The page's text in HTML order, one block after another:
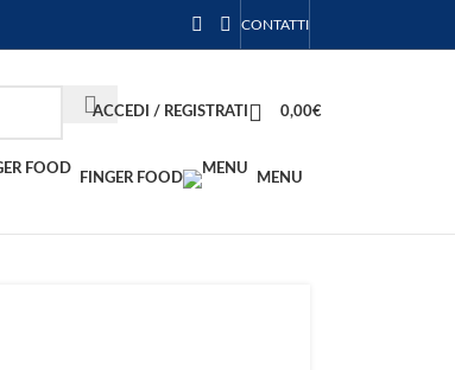
CONTATTI
ACCEDI / REGISTRATI 0,00€
FINGER FOOD MENU